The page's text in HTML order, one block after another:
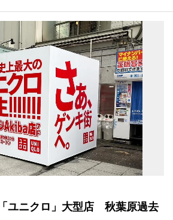
ユニクロ」大型店 秋葉原過去